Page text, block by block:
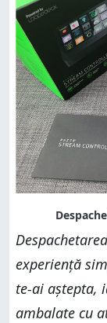
experiență
te-ai aștepta,
ambalate cu